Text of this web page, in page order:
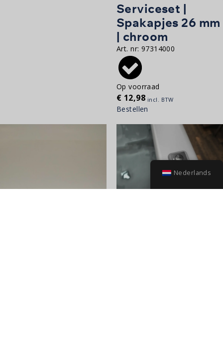
Serviceset |
Spakapjes 26 mm
| chroom
Art. nr: 97314000
Op voorraad
€ 12,98 incl. BTW
Bestellen
Nederlands